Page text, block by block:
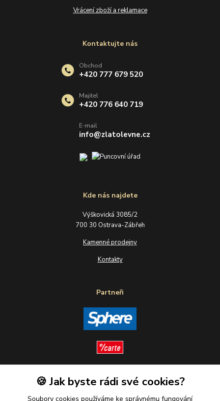
Vrácení zboží a reklamace
Kde nás najdete
Výškovická 3085/2
700 30 Ostrava-Zábřeh
Kamenné prodejny
Kontakty
Partneři
Sledujte nás
Kontaktujte nás
Obchod
+420 777 679 520
Majitel
+420 776 640 719
E-mail
info@zlatolevne.cz
🍪 Jak byste rádi své cookies?
Soubory cookies používáme ke správnému fungování